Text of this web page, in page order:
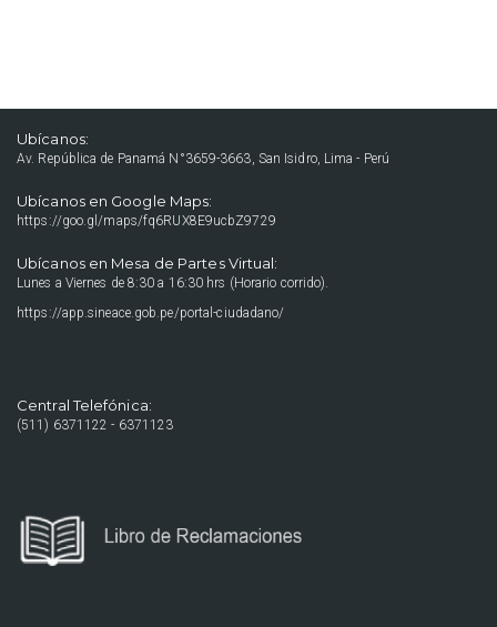
Ubícanos:
Av. República de Panamá N°3659-3663, San Isidro, Lima - Perú
Ubícanos en Google Maps:
https://goo.gl/maps/fq6RUX8E9ucbZ9729
Ubícanos en Mesa de Partes Virtual:
Lunes a Viernes de 8:30 a 16:30 hrs (Horario corrido).
https://app.sineace.gob.pe/portal-ciudadano/
Central Telefónica:
(511) 6371122 - 6371123